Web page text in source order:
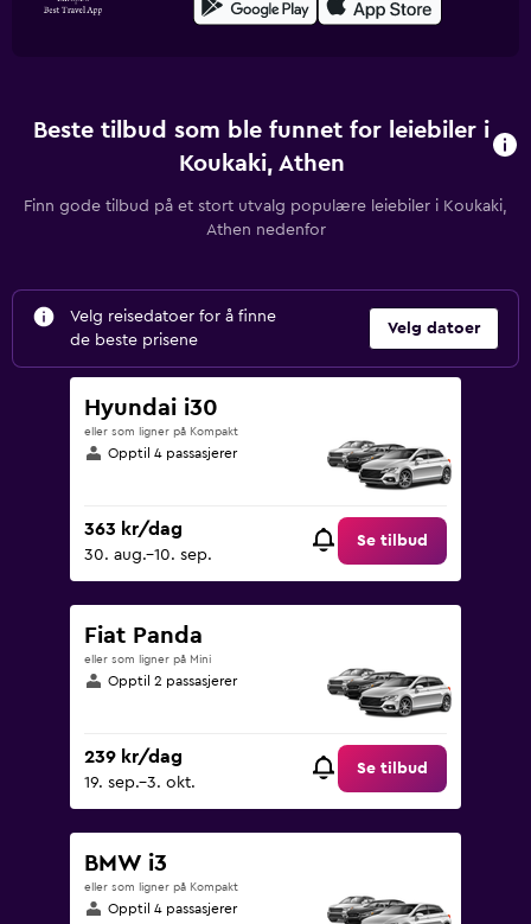
Beste tilbud som ble funnet for leiebiler i
Koukaki, Athen
Finn gode tilbud på et stort utvalg populære leiebiler i Koukaki,
Athen nedenfor
Velg reisedatoer for å finne
de beste prisene
Velg datoer
Hyundai i30
eller som ligner på Kompakt
Opptil 4 passasjerer
363 kr/dag
30. aug.–10. sep.
Se tilbud
Fiat Panda
eller som ligner på Mini
Opptil 2 passasjerer
239 kr/dag
19. sep.–3. okt.
Se tilbud
BMW i3
eller som ligner på Kompakt
Opptil 4 passasjerer